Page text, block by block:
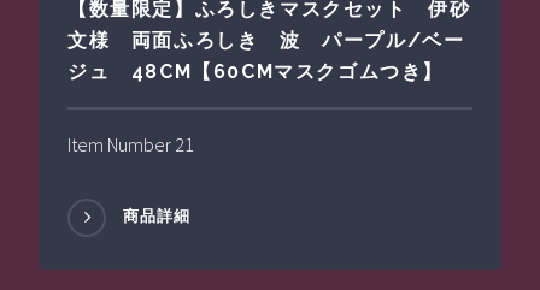
【数量限定】ふろしきマスクセット 伊砂
文様 両面ふろしき 波 パープル/ベー
ジュ 48CM【60CMマスクゴムつき】
Item Number 21
商品詳細